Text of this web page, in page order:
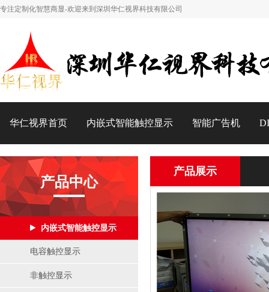
专注定制化智慧商显-欢迎来到深圳华仁视界科技有限公司
华仁视界首页 内嵌式智能触控显示 智能广告机
产品中心
内嵌式智能触控显示
电容触控显示
非触控显示
产品展示